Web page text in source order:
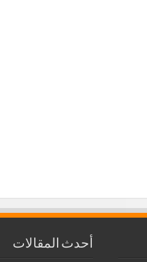
أحدث المقالات